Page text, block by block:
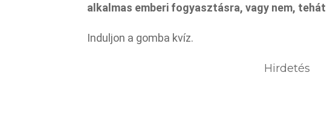
alkalmas emberi fogyasztásra, vagy nem,
Induljon a gomba kvíz.
Hirdetés